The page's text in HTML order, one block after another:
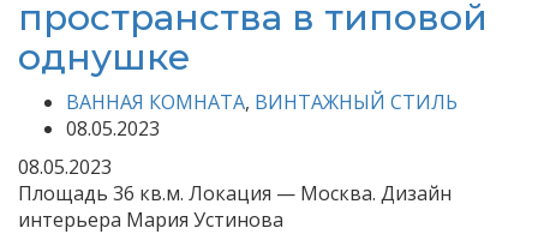
пространства в типовой
однушке
ВАННАЯ КОМНАТА, ВИНТАЖНЫЙ СТИЛЬ
08.05.2023
08.05.2023
Площадь 36 кв.м. Локация — Москва. Дизайн
интерьера Мария Устинова